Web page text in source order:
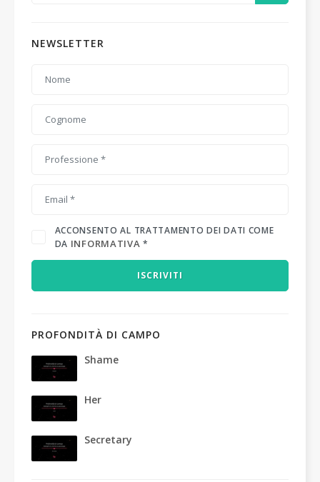
NEWSLETTER
ACCONSENTO AL TRATTAMENTO DEI DATI COME
DA INFORMATIVA *
ISCRIVITI
PROFONDITÀ DI CAMPO
Shame
Her
Secretary